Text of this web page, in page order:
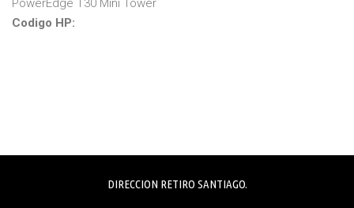
PowerEdge T30 Mini Tower
Codigo HP:
DIRECCION RETIRO SANTIAGO.